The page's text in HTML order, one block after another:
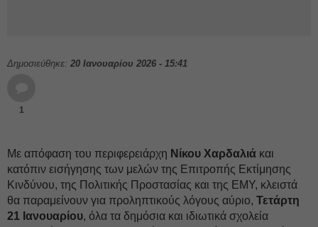
Δημοσιεύθηκε: 20 Ιανουαρίου 2026 - 15:41
1
Με απόφαση του περιφερειάρχη Νίκου Χαρδαλιά και
κατόπιν εισήγησης των μελών της Επιτροπής Εκτίμησης
Κινδύνου, της Πολιτικής Προστασίας και της ΕΜΥ, κλειστά
θα παραμείνουν για προληπτικούς λόγους αύριο, Τετάρτη
21 Ιανουαρίου, όλα τα δημόσια και ιδιωτικά σχολεία